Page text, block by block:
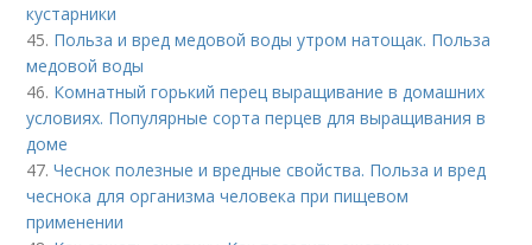
кустарники
45. Польза и вред медовой воды утром натощак. Польза
медовой воды
46. Комнатный горький перец выращивание в домашних
условиях. Популярные сорта перцев для выращивания в
доме
47.Чеснок полезные и вредные свойства. Польза и вред
чеснока для организма человека при пищевом
применении